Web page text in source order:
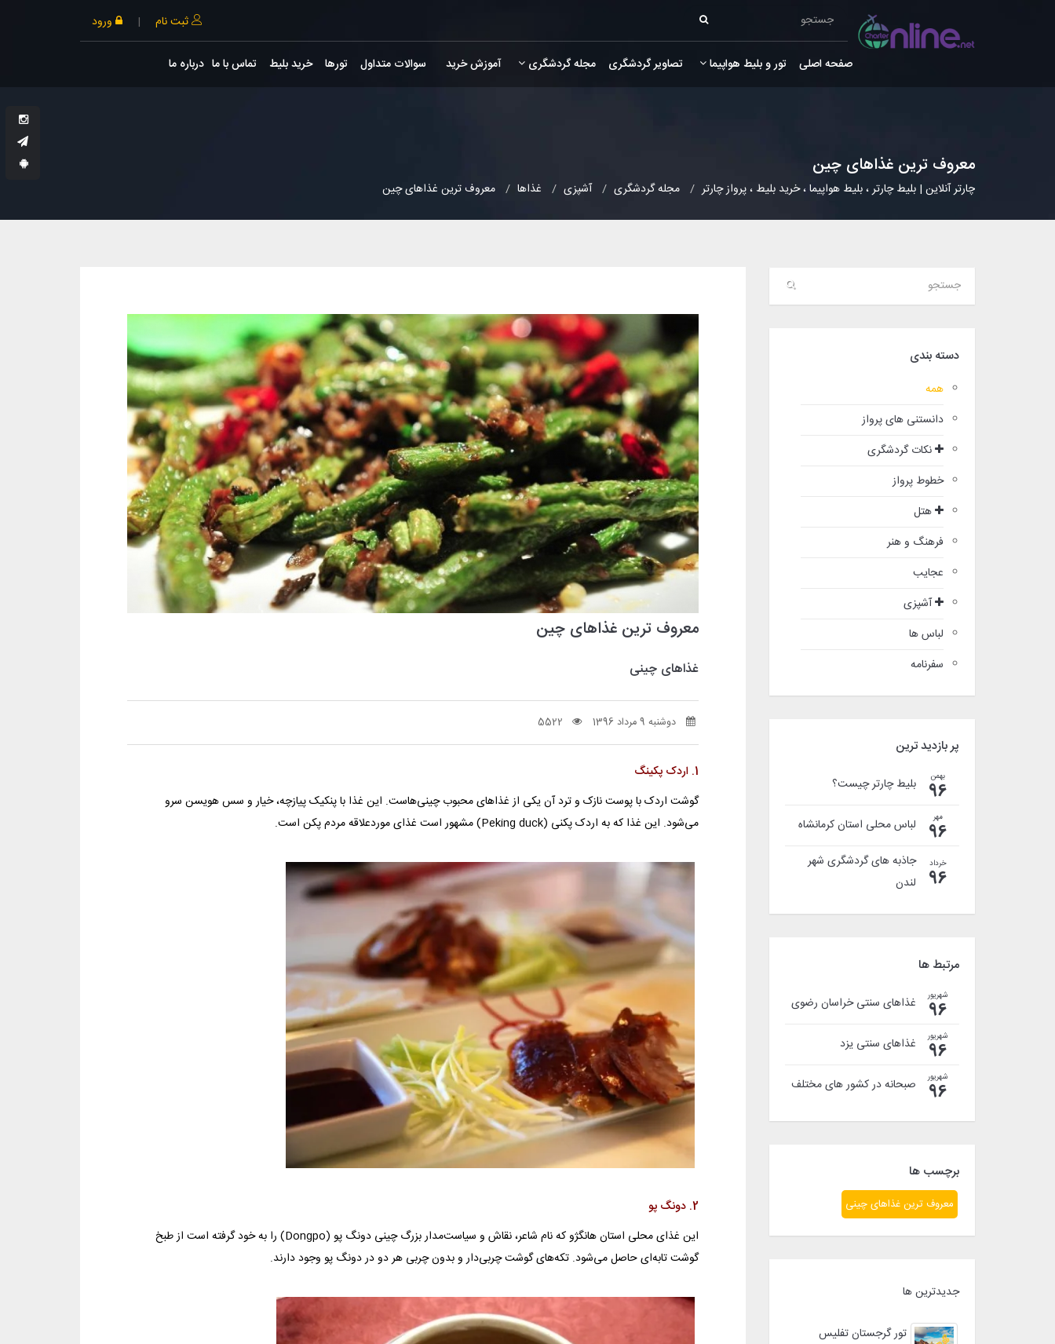
ثبت نام | ورود
صفحه اصلی تور و بلیط هواپیما تصاویر گردشگری مجله گردشگری آموزش خرید سوالات متداول تورها خرید بلیط تماس با ما درباره ما
معروف ترین غذاهای چین
چارتر آنلاین | بلیط چارتر ، بلیط هواپیما ، خرید بلیط ، پرواز چارتر مجله گردشگری آشپزی غذاها معروف ترین غذاهای چین
دسته بندی
همه
دانستنی های پرواز
نکات گردشگری
خطوط پرواز
هتل
فرهنگ و هنر
عجایب
آشپزی
لباس ها
سفرنامه
پر بازدید ترین
بهمن
96 بلیط چارتر چیست؟
مهر
96 لباس محلی استان کرمانشاه
خرداد
96
جاذبه های گردشگری شهر
لندن
مرتبط ها
شهریور
96 غذاهای سنتی خراسان رضوی
شهریور
96 غذاهای سنتی یزد
شهریور
96 صبحانه در کشور های مختلف
برچسب ها
معروف ترین غذاهای چینی
جدیدترین ها
تور گرجستان تفلیس
معروف ترین غذاهای چین
غذاهای چینی
دوشنبه 9 مرداد 1396 5522
1. اردک پکینگ
گوشت اردک با پوست نازک و ترد آن یکی از غذاهای محبوب چینی‌هاست. این غذا با پنکیک پیازچه، خیار و سس هویسن سرو
می‌شود. این غذا که به اردک پکنی (Peking duck) مشهور است غذای موردعلاقه مردم پکن است.
2. دونگ پو
این غذای محلی استان هانگژو که نام شاعر، نقاش و سیاست‌مدار بزرگ چینی دونگ پو (Dongpo) را به خود گرفته است از طبخ
گوشت تابه‌ای حاصل می‌شود. تکه‌های گوشت چربی‌دار و بدون چربی هر دو در دونگ پو وجود دارند.